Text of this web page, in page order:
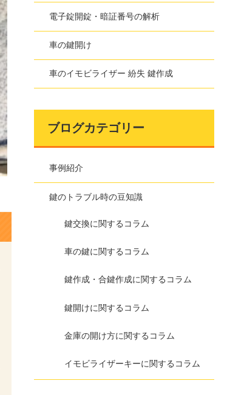
電子錠開錠・暗証番号の解析
車の鍵開け
車のイモビライザー 紛失 鍵作成
ブログカテゴリー
事例紹介
鍵のトラブル時の豆知識
鍵交換に関するコラム
車の鍵に関するコラム
鍵作成・合鍵作成に関するコラム
鍵開けに関するコラム
金庫の開け方に関するコラム
イモビライザーキーに関するコラム